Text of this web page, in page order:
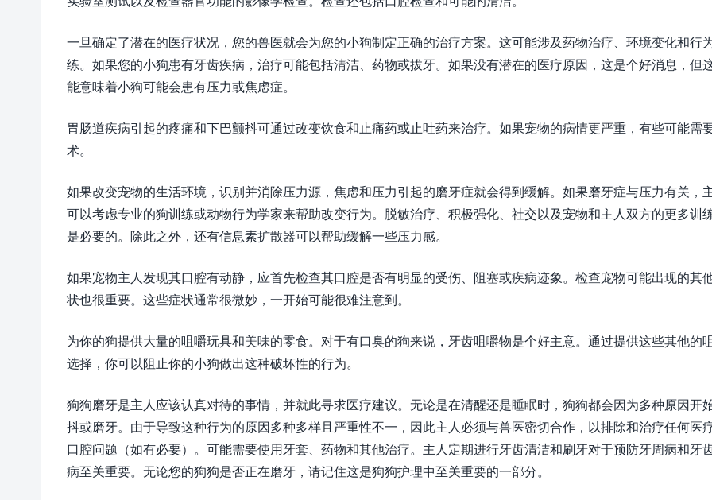
一旦确定了潜在的医疗状况，您的兽医就会为您的小狗制定正确的治疗方案。这可能涉及药物治疗、环境变化和行
练。如果您的小狗患有牙齿疾病，治疗可能包括清洁、药物或拔牙。如果没有潜在的医疗原因，这是个好消息，但
能意味着小狗可能会患有压力或焦虑症。
胃肠道疾病引起的疼痛和下巴颤抖可通过改变饮食和止痛药或止吐药来治疗。如果宠物的病情更严重，有些可能需
术。
如果改变宠物的生活环境，识别并消除压力源，焦虑和压力引起的磨牙症就会得到缓解。如果磨牙症与压力有关，
可以考虑专业的狗训练或动物行为学家来帮助改变行为。脱敏治疗、积极强化、社交以及宠物和主人双方的更多训
是必要的。除此之外，还有信息素扩散器可以帮助缓解一些压力感。
如果宠物主人发现其口腔有动静，应首先检查其口腔是否有明显的受伤、阻塞或疾病迹象。检查宠物可能出现的其
状也很重要。这些症状通常很微妙，一开始可能很难注意到。
为你的狗提供大量的咀嚼玩具和美味的零食。对于有口臭的狗来说，牙齿咀嚼物是个好主意。通过提供这些其他的
选择，你可以阻止你的小狗做出这种破坏性的行为。
狗狗磨牙是主人应该认真对待的事情，并就此寻求医疗建议。无论是在清醒还是睡眠时，狗狗都会因为多种原因开
抖或磨牙。由于导致这种行为的原因多种多样且严重性不一，因此主人必须与兽医密切合作，以排除和治疗任何医
口腔问题（如有必要）。可能需要使用牙套、药物和其他治疗。主人定期进行牙齿清洁和刷牙对于预防牙周病和牙
病至关重要。无论您的狗狗是否正在磨牙，请记住这是狗狗护理中至关重要的一部分。